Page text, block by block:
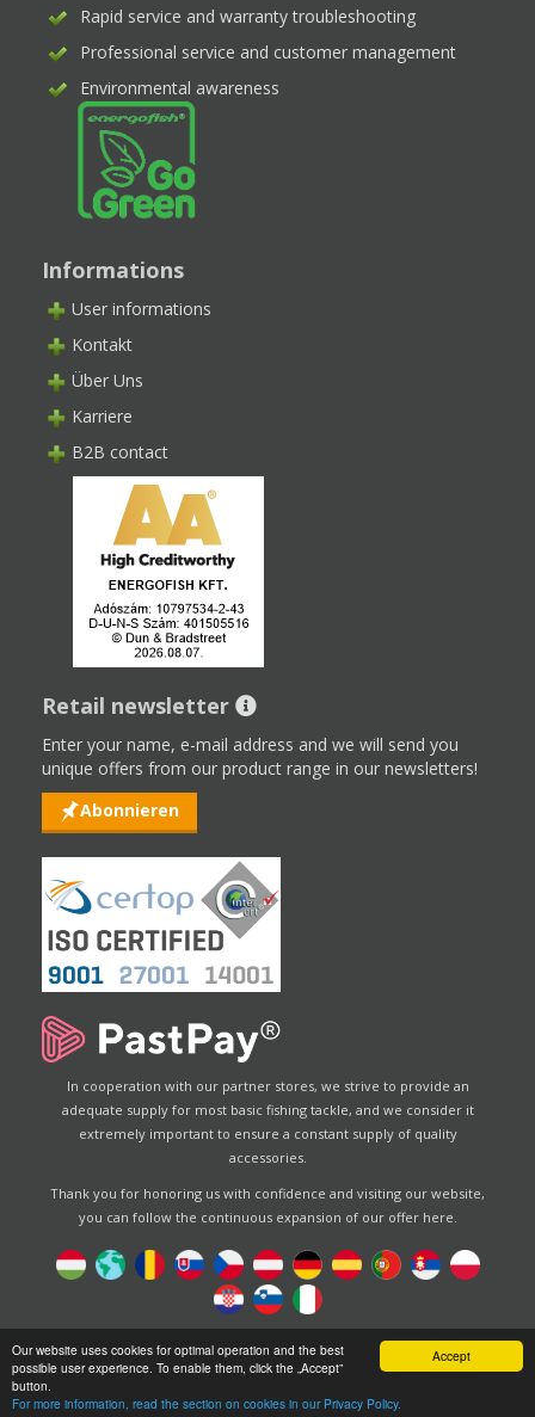
Accept
Our website uses cookies for optimal operation and the best
possible user experience. To enable them, click the „Accept”
button.
For more information, read the section on cookies in our Privacy Policy.
Rapid service and warranty troubleshooting
Professional service and customer management
Environmental awareness
Informations
User informations
Kontakt
Über Uns
Karriere
B2B contact
Retail newsletter
Enter your name, e-mail address and we will send you
unique offers from our product range in our newsletters!
Abonnieren
In cooperation with our partner stores, we strive to provide an
adequate supply for most basic fishing tackle, and we consider it
extremely important to ensure a constant supply of quality
accessories.
Thank you for honoring us with confidence and visiting our website,
you can follow the continuous expansion of our offer here.
Designed by
Energofish Kft
Website engine:CWBbyGloobus Software Developement
|Tehnical help|Design